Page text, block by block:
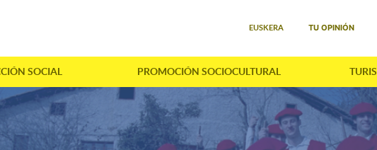
EUSKERA TU OPINIÓN
SOCIAL PROMOCIÓN SOCIOCULTURAL